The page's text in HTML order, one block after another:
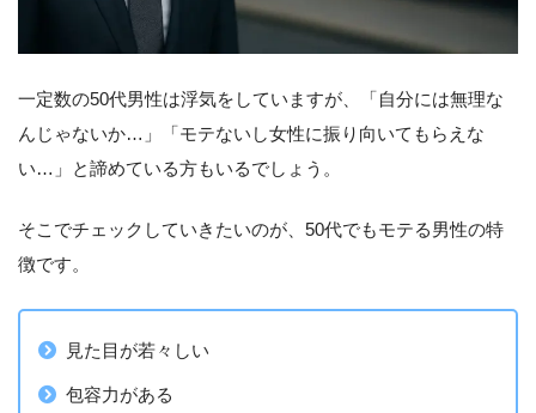
一定数の50代男性は浮気をしていますが、「自分には無理な
んじゃないか…」「モテないし女性に振り向いてもらえな
い…」と諦めている方もいるでしょう。
そこでチェックしていきたいのが、50代でもモテる男性の特
徴です。
見た目が若々しい
包容力がある